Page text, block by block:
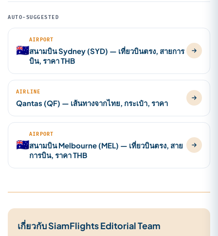
AUTO-SUGGESTED
🇦🇺
AIRPORT
สนามบิน Sydney (SYD) — เที่ยวบินตรง, สายการ
บิน, ราคา THB
AIRLINE
Qantas (QF) — เส้นทางจากไทย, กระเป๋า, ราคา
🇦🇺
AIRPORT
สนามบิน Melbourne (MEL) — เที่ยวบินตรง, สาย
การบิน, ราคา THB
เกี่ยวกับ SiamFlights Editorial Team